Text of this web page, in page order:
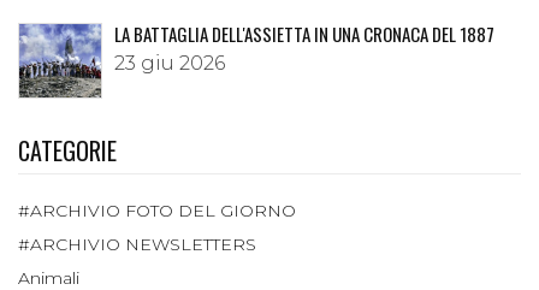
LA BATTAGLIA DELL'ASSIETTA IN UNA CRONACA DEL 1887
23 giu 2026
CATEGORIE
#ARCHIVIO FOTO DEL GIORNO
#ARCHIVIO NEWSLETTERS
Animali